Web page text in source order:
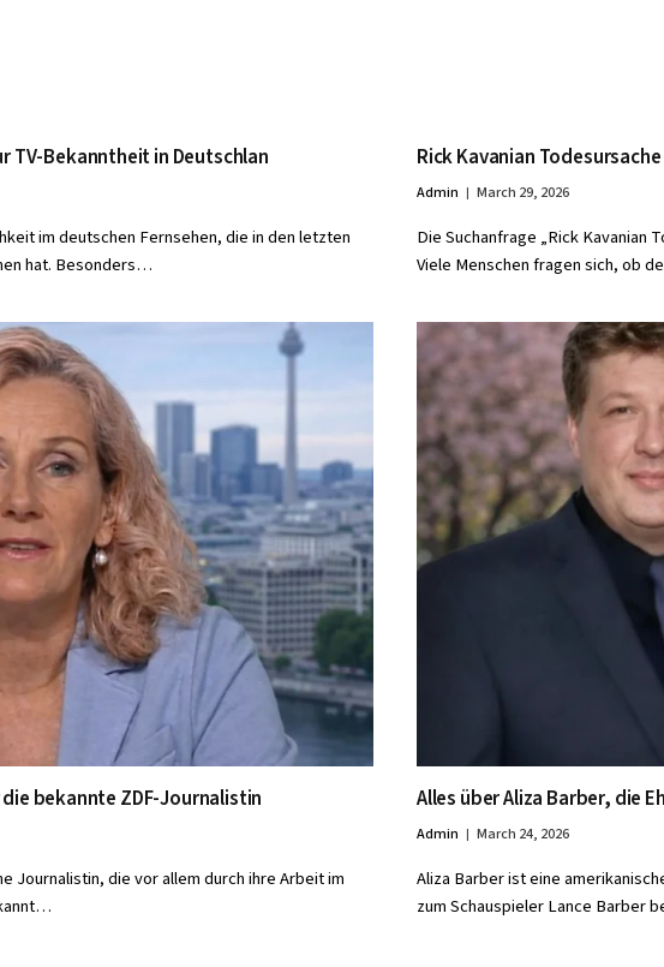
TV-Bekanntheit in Deutschlan
im deutschen Fernsehen, die in den letzten
hat. Besonders…
Rick Kavanian
Admin March 29, 2026
Die Suchanfrage „Rick Kavanian
Viele Menschen fragen sich, ob
bekannte ZDF-Journalistin
Journalistin, die vor allem durch ihre Arbeit im
Alles über Aliza Barber, die
Admin March 24, 2026
Aliza Barber ist eine
zum Schauspieler Lance Barber